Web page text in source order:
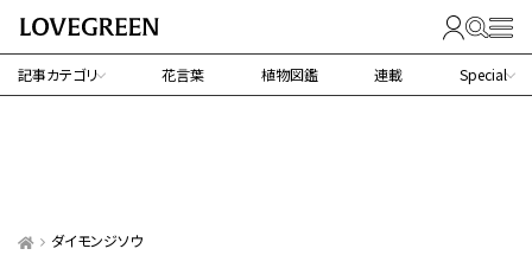
記事カテゴリ 花言葉 植物図鑑 連載 Special
ダイモンジソウ